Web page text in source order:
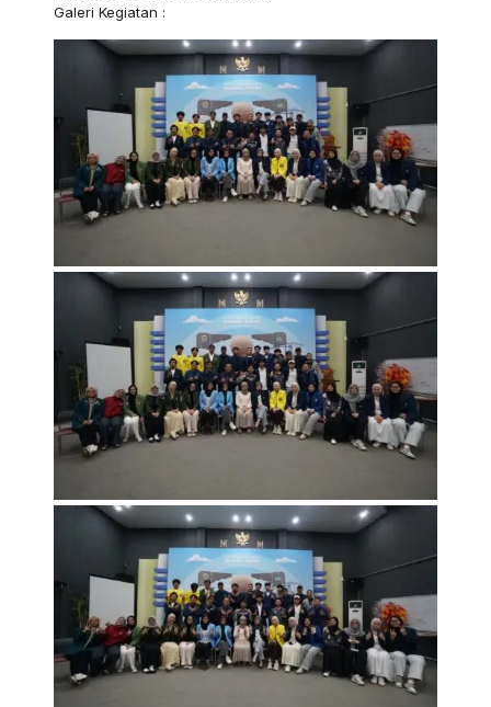
Galeri Kegiatan :